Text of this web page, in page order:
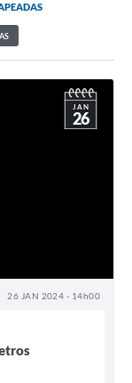
26 JAN 2024 - 14h00
JAN
26